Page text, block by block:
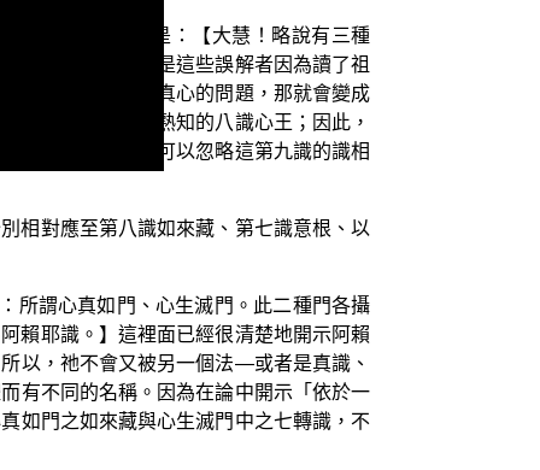
。這一段開示就是：【大慧！略說有三種
不會有問題，但是這些誤解者因為讀了祖
，還有一個本覺真心的問題，那就會變成
識相，就是我們熟知的八識心王；因此，
更重要，那怎麼可以忽略這第九識的識相
相對應至第八識如來藏、第七識意根、以
所謂心真如門、心生滅門。此二種門各攝
賴耶識。】這裡面已經很清楚地開示阿賴
以，祂不會又被另一個法—或者是真識、
有不同的名稱。因為在論中開示「依於一
如門之如來藏與心生滅門中之七轉識，不